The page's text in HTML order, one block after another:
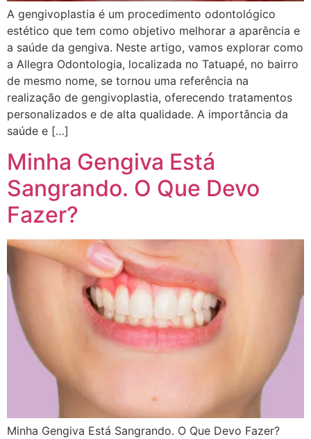
A gengivoplastia é um procedimento odontológico
estético que tem como objetivo melhorar a aparência e
a saúde da gengiva. Neste artigo, vamos explorar como
a Allegra Odontologia, localizada no Tatuapé, no bairro
de mesmo nome, se tornou uma referência na
realização de gengivoplastia, oferecendo tratamentos
personalizados e de alta qualidade. A importância da
saúde e […]
Minha Gengiva Está
Sangrando. O Que Devo
Fazer?
Minha Gengiva Está Sangrando. O Que Devo Fazer?